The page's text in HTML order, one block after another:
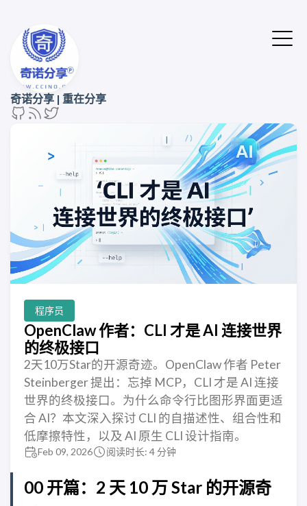
奇诺分享 | 重在分享
程序员
OpenClaw 作者：CLI 才是 AI 连接世界
的终极接口
2天10万Star的开源奇迹。OpenClaw 作者 Peter
Steinberger 提出：忘掉 MCP，CLI 才是 AI 连接
世界的终极接口。为什么命令行比图形界面更适
合 AI？本文深入探讨 CLI 的自描述性、组合性和
低摩擦特性，以及 AI 原生 CLI 设计指南。
Feb 09, 2026 阅读时长: 4 分钟
00 开篇：2 天 10 万 Star 的开源奇